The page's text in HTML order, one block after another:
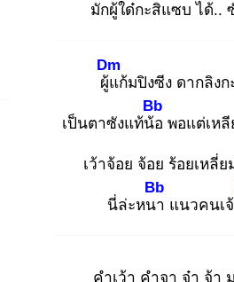
มักผู้ใด๋กะสิแซบ ได้..
ผู้แ
Dm
ก้มปิงซีง ดากลิงก
เป็นตาซังแท้น้อ
Bb
พอแต่เห
เว้าจ้อย จ้อย ร้อยเหลี่ย
นี่ล่ะหนา
Bb
แนวคนเ
คำเว้า คำจา จ๋า จ้า